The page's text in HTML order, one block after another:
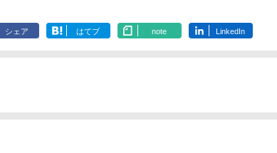
シェア はてブ note LinkedIn